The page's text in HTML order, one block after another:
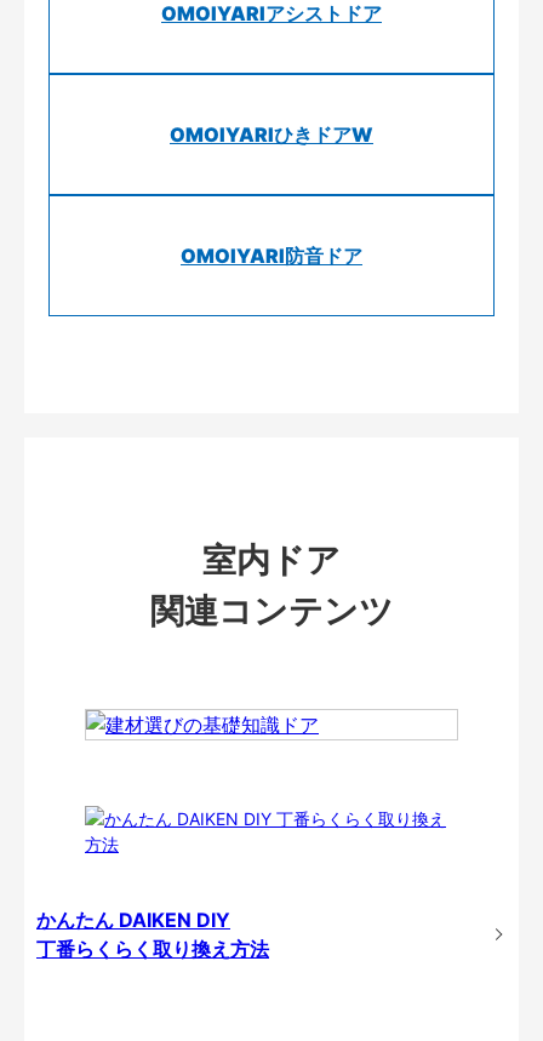
OMOIYARIアシストドア
OMOIYARIひきドアW
OMOIYARI防音ドア
室内ドア
関連コンテンツ
かんたん DAIKEN DIY
丁番らくらく取り換え方法